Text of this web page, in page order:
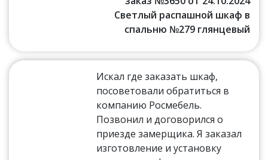
Светлый распашной шкаф в
спальню №279 глянцевый
Искал где заказать шкаф,
посоветовали обратиться в
компанию Росмебель.
Позвонил и договорился о
приезде замерщика. Я заказал
изготовление и установку